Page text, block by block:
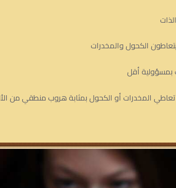
الكحول والمخدرات
بمسؤولية أقل
المخدرات أو الكحول بمثابة هروب منطقي من